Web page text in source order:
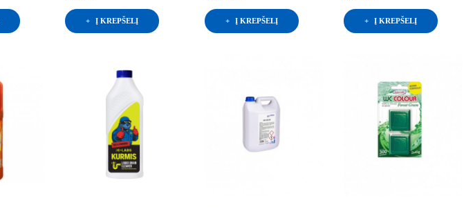
Į KREPŠELĮ Į KREPŠELĮ Į KREPŠELĮ